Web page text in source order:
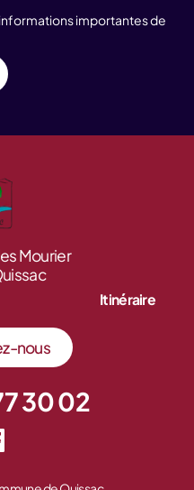
importantes de
Mourier
Itinéraire
nous
30 02